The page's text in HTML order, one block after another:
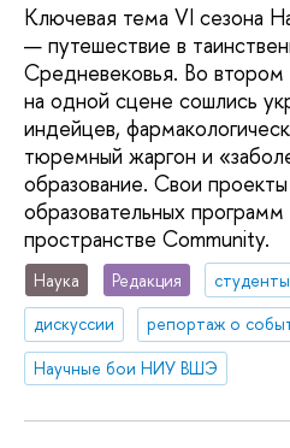
Ключевая тема VI сезона
— путешествие в
Средневековья. Во
на одной сцене сошлись
индейцев,
тюремный жаргон и
образование. Свои
образовательных
пространстве Community.
Наука Редакция
студенты
дискуссии
репортаж о
Научные бои НИУ ВШЭ